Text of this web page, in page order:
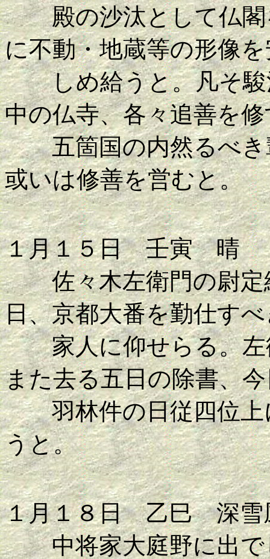
殿の沙汰として仏閣
に不動・地蔵等の形像
しめ給うと。凡そ駿
中の仏寺、各々追善を
五箇国の内然るべき
或いは修善を営むと。
１月１５日 壬寅 晴
佐々木左衛門の尉定
日、京都大番を勤仕す
家人に仰せらる。左
また去る五日の除書、
羽林件の日従四位上
うと。
１月１８日 乙巳 深雪
中将家大庭野に出で